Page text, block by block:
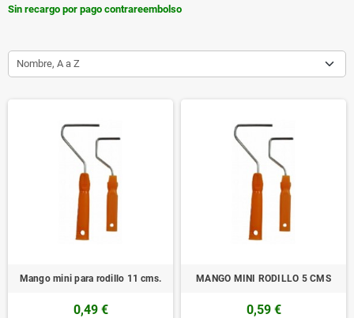
Sin recargo por pago contrareembolso
Nombre, A a Z
Mango mini para rodillo 11 cms.
0,49 €
MANGO MINI RODILLO 5 CMS
0,59 €